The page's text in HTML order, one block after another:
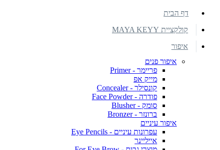
דף הבית
קולקציית MAYA KEYY
איפור
איפור פנים
פריימר - Primer
מייק אפ
קונסילר - Concealer
פודרה - Face Powder
סומק - Blusher
ברונזר - Bronzer
איפור עיניים
עפרונות עיניים - Eye Pencils
אייליינר